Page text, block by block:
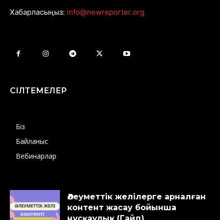
Хабарласыңыз: info@newreporter.org
СІЛТЕМЕЛЕР
Біз
Байланыс
Вебинарлар
Әлеуметтік желілерге арналған
контент жасау бойынша
нұсқаулық (Гайд)